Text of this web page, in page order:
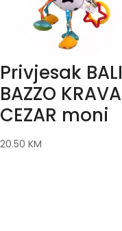
Privjesak BALI
BAZZO KRAVA
CEZAR moni
20.50 KM